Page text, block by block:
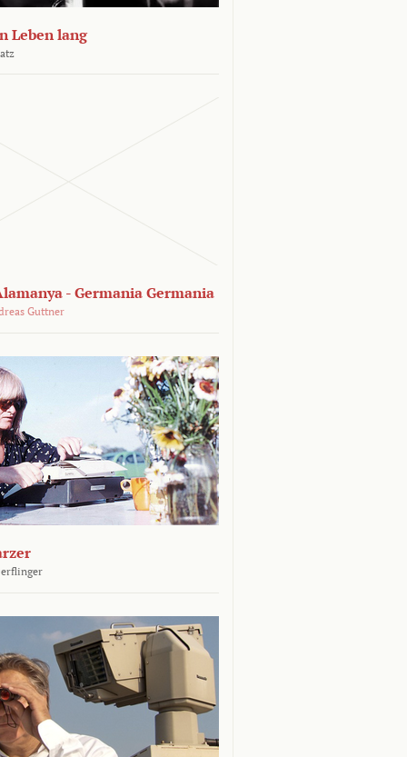
Leben lang
- Germania Germania
Guttner